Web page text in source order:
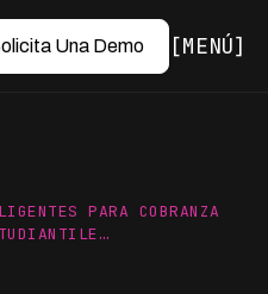
Una Demo MENÚ
PARA COBRANZA